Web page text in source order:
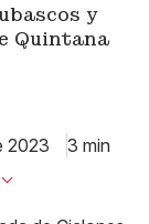
y
Quintana
2023 3 min